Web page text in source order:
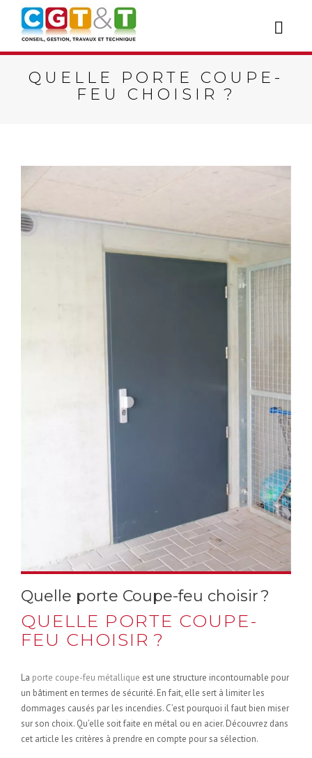
QUELLE PORTE COUPE-
FEU CHOISIR ?
Quelle porte Coupe-feu choisir ?
QUELLE PORTE COUPE-
FEU CHOISIR ?
La porte coupe-feu métallique est une structure incontournable pour
un bâtiment en termes de sécurité. En fait, elle sert à limiter les
dommages causés par les incendies. C’est pourquoi il faut bien miser
sur son choix. Qu’elle soit faite en métal ou en acier. Découvrez dans
cet article les critères à prendre en compte pour sa sélection.